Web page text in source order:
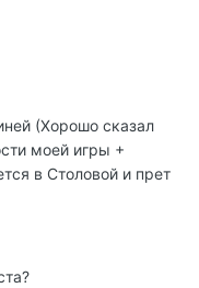
(Хорошо сказал
моей игры +
в Столовой и прет